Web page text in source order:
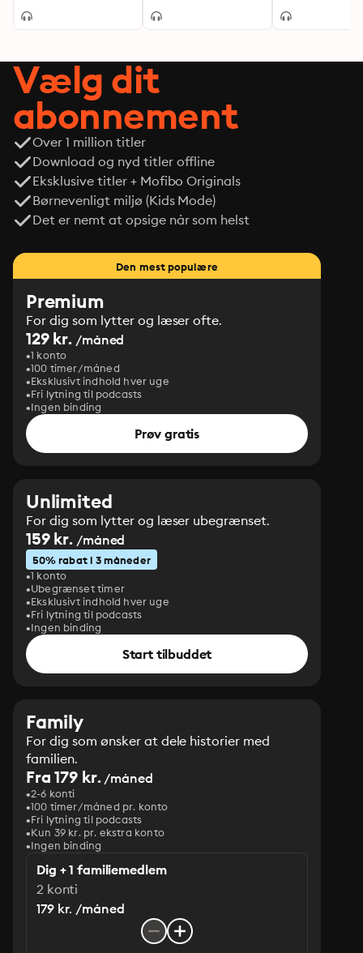
beretter indefra
Vælg dit
abonnement
Over 1 million titler
Download og nyd titler offline
Eksklusive titler + Mofibo Originals
Børnevenligt miljø (Kids Mode)
Det er nemt at opsige når som helst
Den mest populære
Premium
For dig som lytter og læser ofte.
129 kr. /måned
1 konto
100 timer/måned
Eksklusivt indhold hver uge
Fri lytning til podcasts
Ingen binding
Prøv gratis
Unlimited
For dig som lytter og læser ubegrænset.
159 kr. /måned
50% rabat i 3 måneder
1 konto
Ubegrænset timer
Eksklusivt indhold hver uge
Fri lytning til podcasts
Ingen binding
Start tilbuddet
Family
For dig som ønsker at dele historier med
familien.
Fra 179 kr./måned
2-6 konti
100 timer/måned pr. konto
Fri lytning til podcasts
Kun 39 kr. pr. ekstra konto
Ingen binding
Dig + 1 familiemedlem
2 konti
179 kr. /måned